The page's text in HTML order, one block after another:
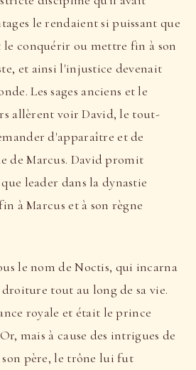
le rendaient si puissant que
le conquérir ou mettre fin à son
et ainsi l'injustice devenait
Les sages anciens et le
allèrent voir David, le tout-
d'apparaître et de
de Marcus. David promit
leader dans la dynastie
à Marcus et à son règne
le nom de Noctis, qui incarna
tout au long de sa vie.
royale et était le prince
mais à cause des intrigues de
son père, le trône lui fut